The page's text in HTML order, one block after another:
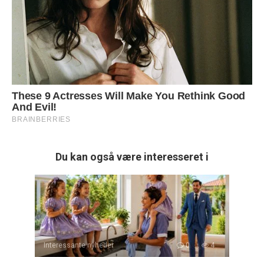
Du kan også være interesseret i
Interessante nyheder 0 4